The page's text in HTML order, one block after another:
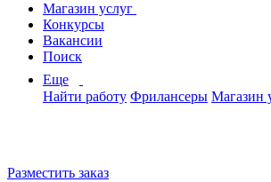
Магазин услуг
Конкурсы
Вакансии
Поиск
Еще
Найти работу Фрилансеры Магазин
Разместить заказ